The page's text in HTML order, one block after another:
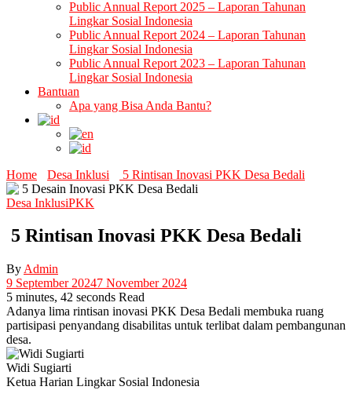
Public Annual Report 2025 – Laporan Tahunan
Lingkar Sosial Indonesia
Public Annual Report 2024 – Laporan Tahunan
Lingkar Sosial Indonesia
Public Annual Report 2023 – Laporan Tahunan
Lingkar Sosial Indonesia
Bantuan
Apa yang Bisa Anda Bantu?
Home Desa Inklusi 5 Rintisan Inovasi PKK Desa Bedali
Desa InklusiPKK
5 Rintisan Inovasi PKK Desa Bedali
By Admin
9 September 20247 November 2024
5 minutes, 42 seconds Read
Adanya lima rintisan inovasi PKK Desa Bedali membuka ruang
partisipasi penyandang disabilitas untuk terlibat dalam pembangunan
desa.
Widi Sugiarti
Ketua Harian Lingkar Sosial Indonesia